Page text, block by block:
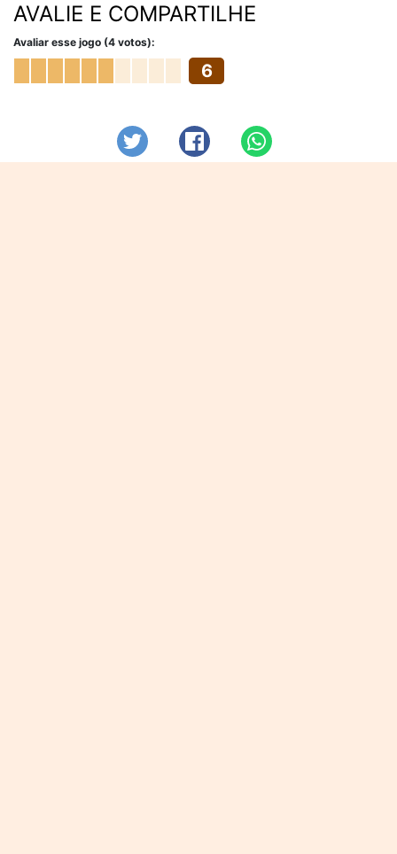
AVALIE E COMPARTILHE
Avaliar esse jogo (4 votos):
6